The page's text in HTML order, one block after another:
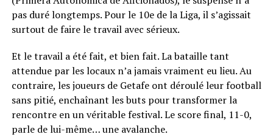
pas duré longtemps. Pour le 10e de la Liga, il s’agissait
surtout de faire le travail avec sérieux.
Et le travail a été fait, et bien fait. La bataille tant
attendue par les locaux n’a jamais vraiment eu lieu. Au
contraire, les joueurs de Getafe ont déroulé leur football
sans pitié, enchaînant les buts pour transformer la
rencontre en un véritable festival. Le score final, 11-0,
parle de lui-même… une avalanche.